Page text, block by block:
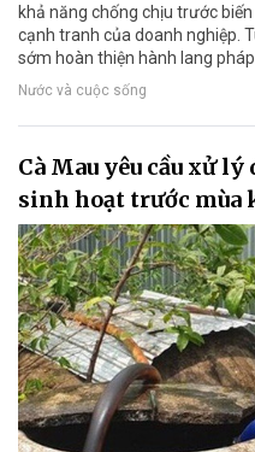
khả năng chống chịu trước
cạnh tranh của doanh nghiệp.
sớm hoàn thiện hành lang
Nước và cuộc sống
Cà Mau yêu cầu xử
sinh hoạt trước mùa